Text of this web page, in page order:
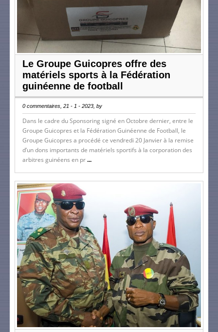
Le Groupe Guicopres offre des
matériels sports à la Fédération
guinéenne de football
0 commentaires, 21 - 1 - 2023, by
Dans le cadre du Sponsoring signé en Octobre dernier, entre le
Groupe Guicopres et la Fédération Guinéenne de Football, le
Groupe Guicopres a procédé ce vendredi 20 Janvier à la remise
d’un dons importants de matériels sportifs à la corporation des
arbitres guinéens en pr...